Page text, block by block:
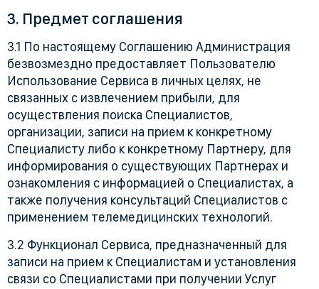
3. Предмет соглашения
3.1 По настоящему Соглашению Администрация
безвозмездно предоставляет Пользователю
Использование Сервиса в личных целях, не
связанных с извлечением прибыли, для
осуществления поиска Специалистов,
организации, записи на прием к конкретному
Специалисту либо к конкретному Партнеру, для
информирования о существующих Партнерах и
ознакомления с информацией о Специалистах, а
также получения консультаций Специалистов с
применением телемедицинских технологий.
3.2 Функционал Сервиса, предназначенный для
записи на прием к Специалистам и установления
связи со Специалистами при получении Услуг